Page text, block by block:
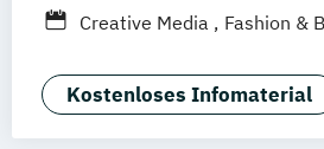
Berufsbegleitendes
Creative Media
Fashion &
Kriminalpsychologie
Medienmanagement
Kostenloses Infomaterial